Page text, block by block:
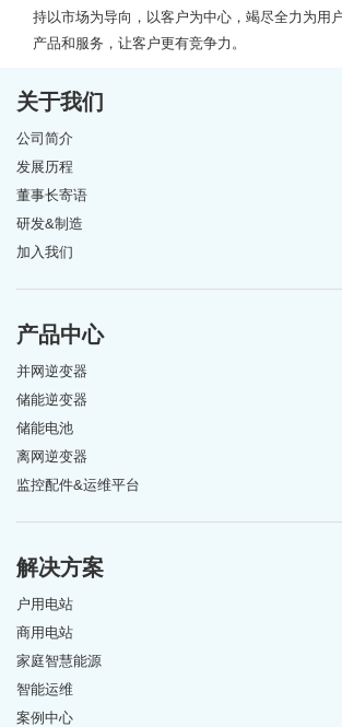
持以市场为导向，以客户为中心，竭尽全力为用
产品和服务，让客户更有竞争力。
关于我们
公司简介
发展历程
董事长寄语
研发&制造
加入我们
产品中心
并网逆变器
储能逆变器
储能电池
离网逆变器
监控配件&运维平台
解决方案
户用电站
商用电站
家庭智慧能源
智能运维
案例中心